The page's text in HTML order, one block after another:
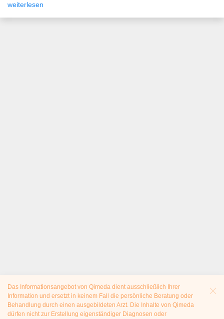
weiterlesen
Das Informationsangebot von Qimeda dient ausschließlich Ihrer
Information und ersetzt in keinem Fall die persönliche Beratung oder
Behandlung durch einen ausgebildeten Arzt. Die Inhalte von Qimeda
dürfen nicht zur Erstellung eigenständiger Diagnosen oder